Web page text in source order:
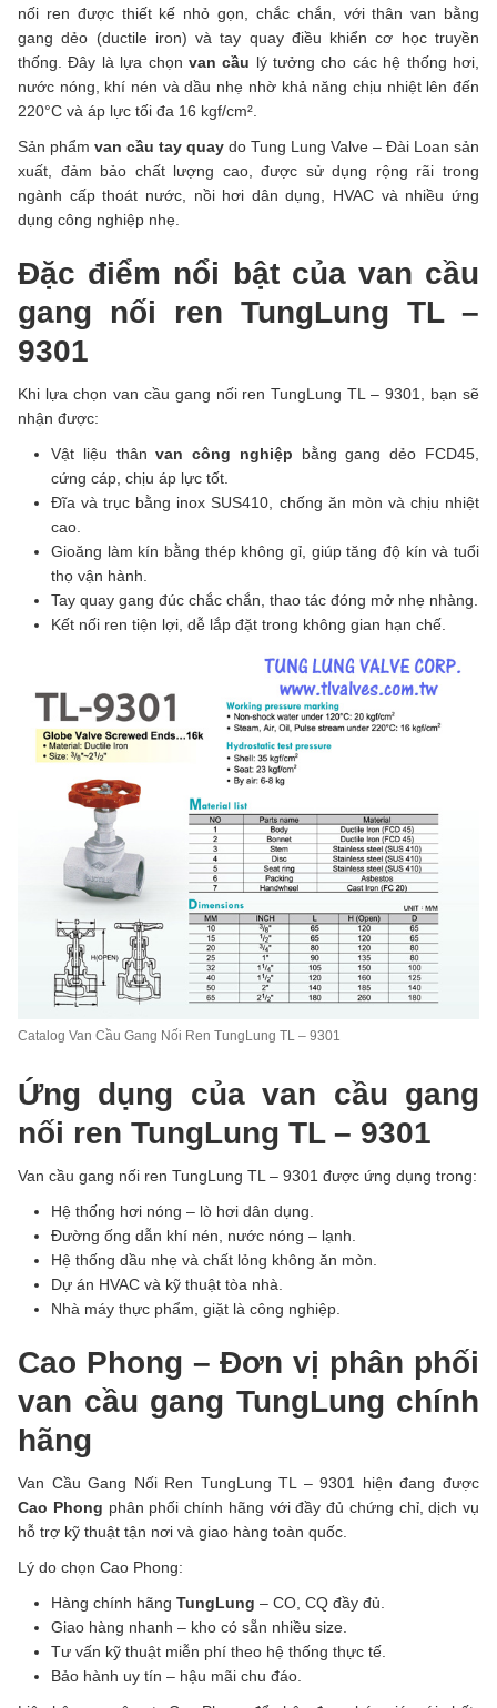
nối ren được thiết kế nhỏ gọn, chắc chắn, với thân van bằng
gang dẻo (ductile iron) và tay quay điều khiển cơ học truyền
thống. Đây là lựa chọn van cầu lý tưởng cho các hệ thống hơi,
nước nóng, khí nén và dầu nhẹ nhờ khả năng chịu nhiệt lên đến
220°C và áp lực tối đa 16 kgf/cm².
Sản phẩm van cầu tay quay do Tung Lung Valve – Đài Loan sản
xuất, đảm bảo chất lượng cao, được sử dụng rộng rãi trong
ngành cấp thoát nước, nồi hơi dân dụng, HVAC và nhiều ứng
dụng công nghiệp nhẹ.
Đặc điểm nổi bật của van cầu
gang nối ren TungLung TL –
9301
Khi lựa chọn van cầu gang nối ren TungLung TL – 9301, bạn sẽ
nhận được:
Vật liệu thânvan công nghiệp bằng gang dẻo FCD45,
cứng cáp, chịu áp lực tốt.
Đĩa và trục bằng inox SUS410, chống ăn mòn và chịu nhiệt
cao.
Gioăng làm kín bằng thép không gỉ, giúp tăng độ kín và tuổi
thọ vận hành.
Tay quay gang đúc chắc chắn, thao tác đóng mở nhẹ nhàng.
Kết nối ren tiện lợi, dễ lắp đặt trong không gian hạn chế.
Catalog Van Cầu Gang Nối Ren TungLung TL – 9301
Ứng dụng của van cầu gang
nối ren TungLung TL – 9301
Van cầu gang nối ren TungLung TL – 9301 được ứng dụng trong:
Hệ thống hơi nóng – lò hơi dân dụng.
Đường ống dẫn khí nén, nước nóng – lạnh.
Hệ thống dầu nhẹ và chất lỏng không ăn mòn.
Dự án HVAC và kỹ thuật tòa nhà.
Nhà máy thực phẩm, giặt là công nghiệp.
Cao Phong – Đơn vị phân phối
van cầu gang TungLung chính
hãng
Van Cầu Gang Nối Ren TungLung TL – 9301 hiện đang được
Cao Phong phân phối chính hãng với đầy đủ chứng chỉ, dịch vụ
hỗ trợ kỹ thuật tận nơi và giao hàng toàn quốc.
Lý do chọn Cao Phong:
Hàng chính hãng TungLung – CO, CQ đầy đủ.
Giao hàng nhanh – kho có sẵn nhiều size.
Tư vấn kỹ thuật miễn phí theo hệ thống thực tế.
Bảo hành uy tín – hậu mãi chu đáo.